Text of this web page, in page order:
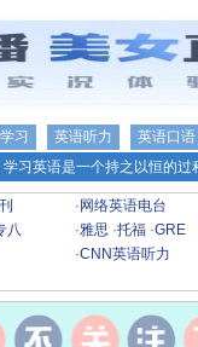
习 英语听力
英语口语
习英语是一个持之以恒的
· 网络英语电台
八 ·雅思 ·托福 ·GRE
·CNN英语听力